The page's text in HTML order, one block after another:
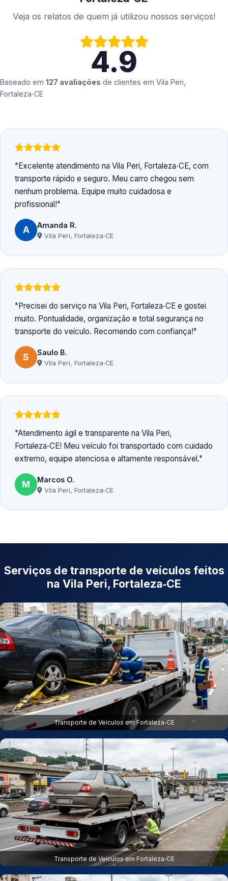
Veja os relatos de quem já utilizou nossos serviços!
4.9
Baseado em 127 avaliações de clientes em Vila Peri,
Fortaleza‑CE
Excelente atendimento na Vila Peri, Fortaleza‑CE, com
transporte rápido e seguro. Meu carro chegou sem
nenhum problema. Equipe muito cuidadosa e
profissional!
A Amanda R.
Vila Peri, Fortaleza‑CE
Precisei do serviço na Vila Peri, Fortaleza‑CE e gostei
muito. Pontualidade, organização e total segurança no
transporte do veículo. Recomendo com confiança!
S Saulo B.
Vila Peri, Fortaleza‑CE
Atendimento ágil e transparente na Vila Peri,
Fortaleza‑CE! Meu veículo foi transportado com cuidado
extremo, equipe atenciosa e altamente responsável.
M Marcos O.
Vila Peri, Fortaleza‑CE
Serviços de transporte de veículos feitos
na Vila Peri, Fortaleza‑CE
Transporte de Veículos em Fortaleza‑CE
Transporte de Veículos em Fortaleza‑CE